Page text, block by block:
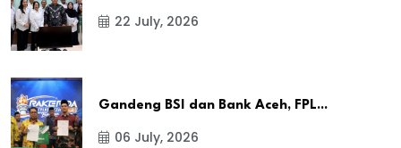
22 July, 2026
Gandeng BSI dan Bank Aceh, FPL...
06 July, 2026